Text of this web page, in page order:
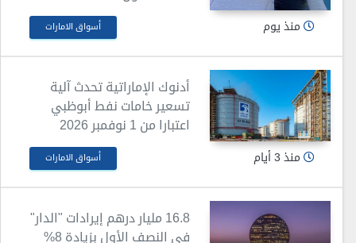
منذ يوم أسواق الامارات
أدنوك الإماراتية تحدث آلية
تسعير خامات نفط أبوظبي
اعتبارا من 1 نوفمبر 2026
منذ 3 أيام أسواق الامارات
16.8 مليار درهم إيرادات "الدار"
في النصف الأول بزيادة 8%